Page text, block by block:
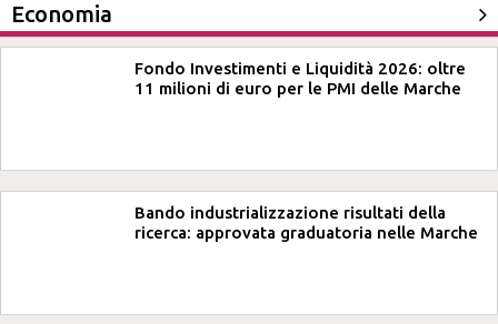
Economia
Fondo Investimenti e Liquidità 2026: oltre
11 milioni di euro per le PMI delle Marche
Bando industrializzazione risultati della
ricerca: approvata graduatoria nelle Marche